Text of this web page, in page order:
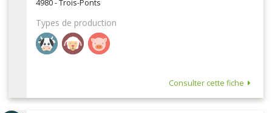
4980 - Trois-Ponts
Types de production
Consulter cette fiche